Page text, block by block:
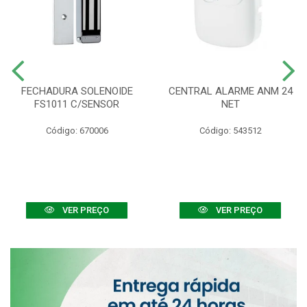
FECHADURA SOLENOIDE
FS1011 C/SENSOR
Código: 670006
VER PREÇO
CENTRAL ALARME ANM 24
NET
Código: 543512
VER PREÇO